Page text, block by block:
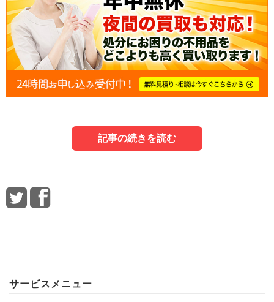
記事の続きを読む
3-1．リサイクルショップや不用品回収業者に
売る
サービスメニュー